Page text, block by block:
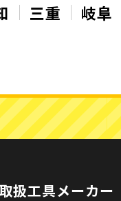
三重 岐阜
取扱工具メーカー